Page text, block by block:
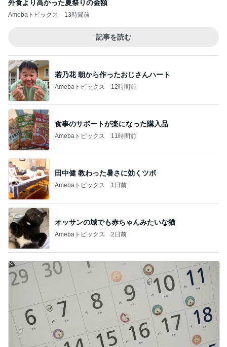
外食より高かった夏祭りの金額
Amebaトピックス 13時間前
記事を読む
若乃花 朝から作ったおじさんハート
Amebaトピックス 12時間前
食事のサポートが楽になった購入品
Amebaトピックス 11時間前
田中健 教わった暑さに効くツボ
Amebaトピックス 1日前
オッサンの域でも赤ちゃんみたいな猫
Amebaトピックス 2日前